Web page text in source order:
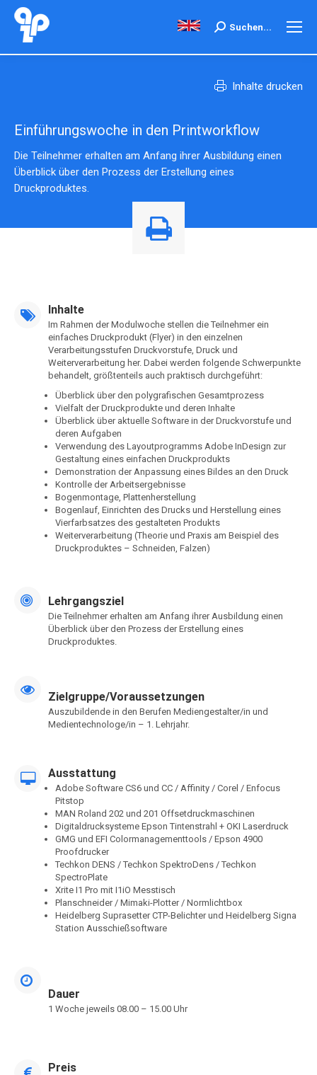
Search:
Suchen...
Inhalte drucken
Einführungswoche in den Printworkflow
Die Teilnehmer erhalten am Anfang ihrer Ausbildung einen
Überblick über den Prozess der Erstellung eines
Druckproduktes.
Inhalte
Im Rahmen der Modulwoche stellen die Teilnehmer ein
einfaches Druckprodukt (Flyer) in den einzelnen
Verarbeitungsstufen Druckvorstufe, Druck und
Weiterverarbeitung her. Dabei werden folgende Schwerpunkte
behandelt, größtenteils auch praktisch durchgeführt:
Überblick über den polygrafischen Gesamtprozess
Vielfalt der Druckprodukte und deren Inhalte
Überblick über aktuelle Software in der Druckvorstufe und
deren Aufgaben
Verwendung des Layoutprogramms Adobe InDesign zur
Gestaltung eines einfachen Druckprodukts
Demonstration der Anpassung eines Bildes an den Druck
Kontrolle der Arbeitsergebnisse
Bogenmontage, Plattenherstellung
Bogenlauf, Einrichten des Drucks und Herstellung eines
Vierfarbsatzes des gestalteten Produkts
Weiterverarbeitung (Theorie und Praxis am Beispiel des
Druckproduktes – Schneiden, Falzen)
Lehrgangsziel
Die Teilnehmer erhalten am Anfang ihrer Ausbildung einen
Überblick über den Prozess der Erstellung eines
Druckproduktes.
Zielgruppe/Voraussetzungen
Auszubildende in den Berufen Mediengestalter/in und
Medientechnologe/in – 1. Lehrjahr.
Ausstattung
Adobe Software CS6 und CC / Affinity / Corel / Enfocus
Pitstop
MAN Roland 202 und 201 Offsetdruckmaschinen
Digitaldrucksysteme Epson Tintenstrahl + OKI Laserdruck
GMG und EFI Colormanagementtools / Epson 4900
Proofdrucker
Techkon DENS / Techkon SpektroDens / Techkon
SpectroPlate
Xrite I1 Pro mit I1iO Messtisch
Planschneider / Mimaki-Plotter / Normlichtbox
Heidelberg Suprasetter CTP-Belichter und Heidelberg Signa
Station Ausschießsoftware
Dauer
1 Woche jeweils 08.00 – 15.00 Uhr
Preis